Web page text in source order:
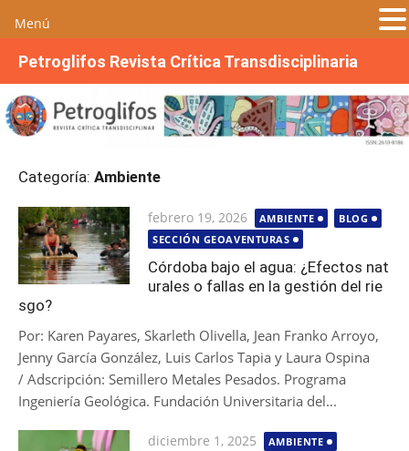
Petroglifos Revista Crítica Transdisciplinaria
Categoría: Ambiente
Publicada
el
febrero 19, 2026 AMBIENTE
BLOG
SECCIÓN GEOAVENTURAS
Córdoba bajo el agua: ¿Efectos nat
urales o fallas en la gestión del rie
sgo?
Por: Karen Payares, Skarleth Olivella, Jean Franko Arroyo,
Jenny García González, Luis Carlos Tapia y Laura Ospina
/ Adscripción: Semillero Metales Pesados. Programa
Ingeniería Geológica. Fundación Universitaria del...
Publicada
diciembre 1, 2025
AMBIENTE
Menú